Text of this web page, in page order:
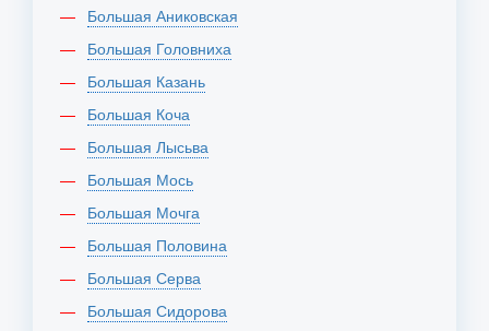
Большая Аниковская
Большая Головниха
Большая Казань
Большая Коча
Большая Лысьва
Большая Мось
Большая Мочга
Большая Половина
Большая Серва
Большая Сидорова